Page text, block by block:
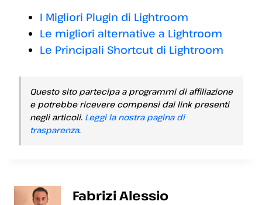
I Migliori Plugin di Lightroom
Le migliori alternative a Lightroom
Le Principali Shortcut di Lightroom
Questo sito partecipa a programmi di affiliazione
e potrebbe ricevere compensi dai link presenti
negli articoli. Leggi la nostra pagina di
trasparenza.
Fabrizi Alessio